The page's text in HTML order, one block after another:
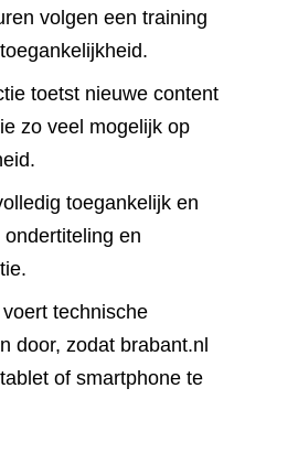
volgen een training
toetst nieuwe content
zo veel mogelijk op
toegankelijk en
en
technische
door, zodat brabant.nl
of smartphone te